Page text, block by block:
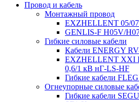
Провод и кабель
Монтажный провод
EXZHELLENT 05/
GENLIS-F Н05V/
Гибкие силовые кабели
Кабели ENERGY
EXZHELLENT XXI
0,6/1 кВ нГ-LS-HF
Гибкие кабели
Огнеупорные силовые
Гибкие кабели